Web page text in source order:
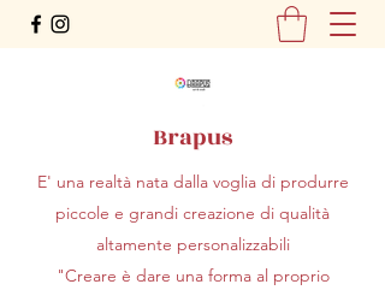
Brapus
E' una realtà nata dalla voglia di produrre
piccole e grandi creazione di qualità
altamente personalizzabili
"Creare è dare una forma al proprio